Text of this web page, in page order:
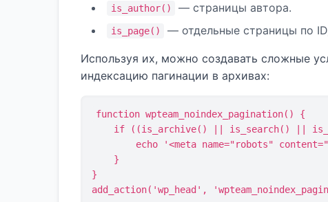
is_author() — страницы автора.
is_page() — отдельные страницы по
Используя их, можно создавать сложные
индексацию пагинации в архивах:
function wpteam_noindex_pagination() {
}
add_action('wp_head',